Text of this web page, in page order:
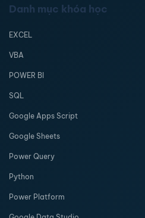
Danh mục khóa học
EXCEL
VBA
POWER BI
SQL
Google Apps Script
Google Sheets
Power Query
Python
Power Platform